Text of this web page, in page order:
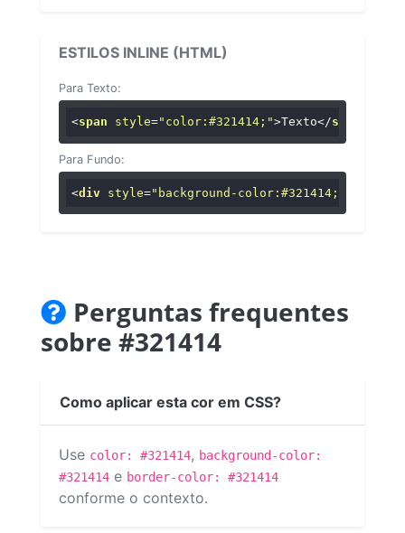
ESTILOS INLINE (HTML)
Para Texto:
<span style="color:#321414;">Texto</span
Para Fundo:
<div style="background-color:#321414;"
Perguntas frequentes
sobre #321414
Como aplicar esta cor em CSS?
Use color: #321414, background-color:
#321414 e border-color: #321414
conforme o contexto.